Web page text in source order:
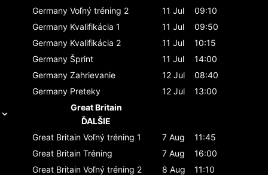
Germany Voľný tréning 2 11 Jul
09:10
Germany Kvalifikácia 1 11 Jul
09:50
Germany Kvalifikácia 2 11 Jul
10:15
Germany Šprint 11 Jul
14:00
Germany Zahrievanie 12 Jul
08:40
Germany Preteky 12 Jul
13:00
Great Britain
ĎALŠIE
Great Britain Voľný tréning 1 7 Aug
11:45
Great Britain Tréning 7 Aug
16:00
Great Britain Voľný tréning 2 8 Aug
11:10